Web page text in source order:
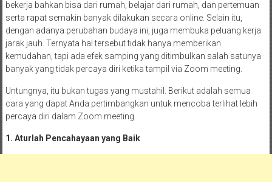
bekerja bahkan bisa dari rumah, belajar dari rumah, dan pertemuan
serta rapat semakin banyak dilakukan secara online. Selain itu,
dengan adanya perubahan budaya ini, juga membuka peluang kerja
jarak jauh. Ternyata hal tersebut tidak hanya memberikan
kemudahan, tapi ada efek samping yang ditimbulkan salah satunya
banyak yang tidak percaya diri ketika tampil via Zoom meeting.
Untungnya, itu bukan tugas yang mustahil. Berikut adalah semua
cara yang dapat Anda pertimbangkan untuk mencoba terlihat lebih
percaya diri dalam Zoom meeting.
1. Aturlah Pencahayaan yang Baik